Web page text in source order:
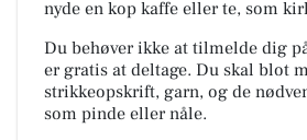
nyde en kop kaffe eller te, som
Du behøver ikke at tilmelde dig
er gratis at deltage. Du skal blot
strikkeopskrift, garn, og de
som pinde eller nåle.